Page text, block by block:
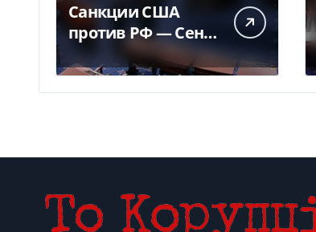
Санкции США
против РФ — Сенат
одобрил закон
Грема — Фокус